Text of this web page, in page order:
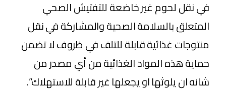
في نقل لحوم غير خاضعة للتفتيش الصحي
المتعلق بالسلامة الصحية والمشاركة في نقل
منتوجات غذائية قابلة للتلف في ظروف لا تضمن
حماية هذه المواد الغذائية من أي مصدر من
شانه ان يلوثها او يجعلها غير قابلة للاستهلاك”.